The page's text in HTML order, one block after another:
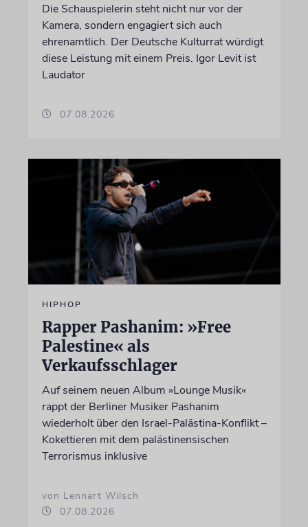
Die Schauspielerin steht nicht nur vor der
Kamera, sondern engagiert sich auch
ehrenamtlich. Der Deutsche Kulturrat würdigt
diese Leistung mit einem Preis. Igor Levit ist
Laudator
07.08.2026
HIPHOP
Rapper Pashanim: »Free
Palestine« als
Verkaufsschlager
Auf seinem neuen Album »Lounge Musik«
rappt der Berliner Musiker Pashanim
wiederholt über den Israel-Palästina-Konflikt –
Kokettieren mit dem palästinensischen
Terrorismus inklusive
von Lennart Wilsch
07.08.2026